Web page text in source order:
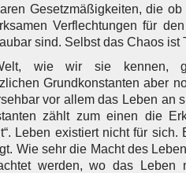
Gesetzmäßigkeiten, die
Verflechtungen für
sind. Selbst das Chaos ist
wie wir sie kennen,
Grundkonstanten aber
vor allem das Leben an
zählt zum einen die
Leben existiert nicht für sich.
Wie sehr die Macht des
werden, wo das Leben